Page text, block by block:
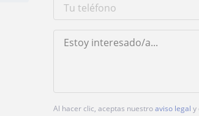
Al hacer clic, aceptas nuestroaviso legal y